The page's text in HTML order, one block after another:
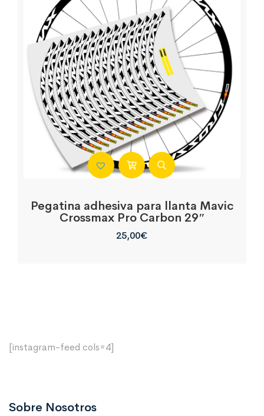
Pegatina adhesiva para llanta Mavic
Crossmax Pro Carbon 29″
25,00€
[instagram-feed cols=4]
Sobre Nosotros